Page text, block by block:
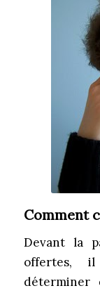
Comment
Devant la
offertes,